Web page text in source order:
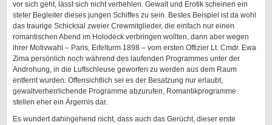
vor sich geht, lässt sich nicht verhehlen. Gewalt und Erotik scheinen ein
steter Begleiter dieses jungen Schiffes zu sein. Bestes Beispiel ist da wohl
das traurige Schicksal zweier Crewmitglieder, die einfach nur einen
romantischen Abend im Holodeck verbringen wollten, dann aber wegen
ihrer Motivwahl – Paris, Eifelturm 1898 – vom ersten Offizier Lt. Cmdr. Ewa
Zima persönlich noch während des laufenden Programmes unter der
Androhung, in die Luftschleuse geworfen zu werden aus dem Raum
entfernt wurden. Offensichtlich sei es der Besatzung nur erlaubt,
gewaltverherrlichende Programme abzurufen, Romantikprogramme
stellen eher ein Ärgernis dar.
Es wundert dahingehend nicht, dass auch das Gerücht, dieser erste